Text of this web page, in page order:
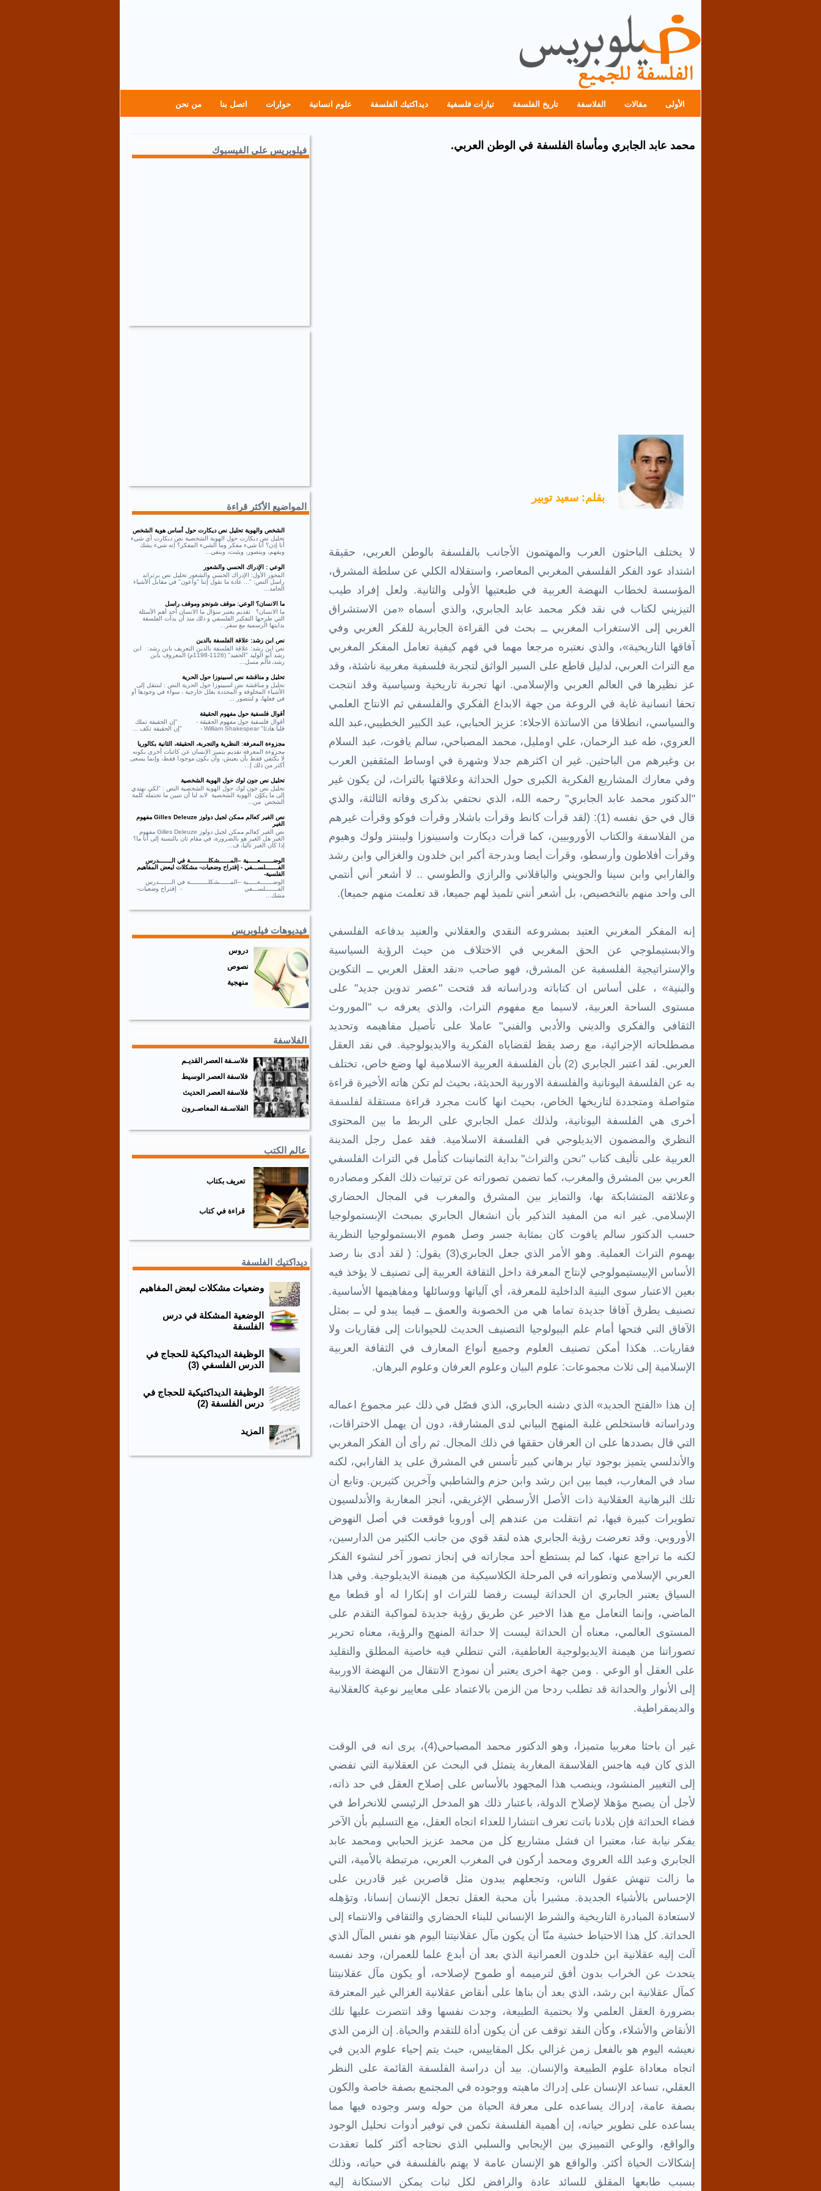
الأولى مقالات الفلاسفة تاريخ الفلسفة تيارات فلسفية ديداكتيك الفلسفة علوم انسانية حوارات اتصل بنا من نحن
محمد عابد الجابري ومأساة الفلسفة في الوطن العربي.
بقلم: سعيد توبير
لا يختلف الباحثون العرب والمهتمون الأجانب بالفلسفة بالوطن العربي، حقيقة
اشتداد عود الفكر الفلسفي المغربي المعاصر، واستقلاله الكلي عن سلطة المشرق،
المؤسسة لخطاب النهضة العربية في طبعتيها الأولى والثانية. ولعل إفراد طيب
التيزيني لكتاب في نقد فكر محمد عابد الجابري، والذي أسماه «من الاستشراق
الغربي إلى الاستغراب المغربي ــ بحث في القراءة الجابرية للفكر العربي وفي
آفاقها التاريخية»، والذي نعتبره مرجعا مهما في فهم كيفية تعامل المفكر المغربي
مع التراث العربي، لدليل قاطع على السير الواثق لتجربة فلسفية مغربية ناشئة، وقد
عز نظيرها في العالم العربي والإسلامي. انها تجربة تاريخية وسياسية وقد انتجت
تحفا انسانية غاية في الروعة من جهة الابداع الفكري والفلسفي ثم الانتاج العلمي
والسياسي، انطلاقا من الاساتذة الاجلاء: عزيز الحبابي، عبد الكبير الخطيبي،عبد الله
العروي، طه عبد الرحمان، علي اومليل، محمد المصباحي، سالم يافوت، عبد السلام
بن وغيرهم من الباحثين. غير ان اكثرهم جدلا وشهرة في اوساط المثقفين العرب
وفي معارك المشاريع الفكرية الكبرى حول الحداثة وعلاقتها بالتراث، لن يكون غير
"الدكتور محمد عابد الجابري" رحمه الله، الذي نحتفي بذكرى وفاته الثالثة، والذي
قال في حق نفسه (1): (لقد قرأت كانط وقرأت باشلار وقرأت فوكو وقرأت غيرهم
من الفلاسفة والكتاب الأوروبيين، كما قرأت ديكارت واسبينوزا وليبنتز ولوك وهيوم
وقرأت أفلاطون وأرسطو، وقرأت أيضا وبدرجة أكبر ابن خلدون والغزالي وابن رشد
والفارابي وابن سينا والجويني والباقلاني والرازي والطوسي .. لا أشعر أني أنتمي
الى واحد منهم بالتخصيص، بل أشعر أنني تلميذ لهم جميعا، قد تعلمت منهم جميعا).
إنه المفكر المغربي العتيد بمشروعه النقدي والعقلاني والعنيد بدفاعه الفلسفي
والابستيملوجي عن الحق المغربي في الاختلاف من حيث الرؤية السياسية
والإستراتيجية الفلسفية عن المشرق، فهو صاحب «نقد العقل العربي ــ التكوين
والبنية» ، على أساس ان كتاباته ودراساته قد فتحت "عصر تدوين جديد" على
مستوى الساحة العربية، لاسيما مع مفهوم التراث، والذي يعرفه ب "الموروث
الثقافي والفكري والديني والأدبي والفني" عاملا على تأصيل مفاهيمه وتحديد
مصطلحاته الإجرائية، مع رصد يقظ لقضاياه الفكرية والايديولوجية. في نقد العقل
العربي. لقد اعتبر الجابري (2) بأن الفلسفة العربية الاسلامية لها وضع خاص، تختلف
به عن الفلسفة اليونانية والفلسفة الاوربية الحديثة، بحيث لم تكن هاته الأخيرة قراءة
متواصلة ومتجددة لتاريخها الخاص، بحيث انها كانت مجرد قراءة مستقلة لفلسفة
أخرى هي الفلسفة اليونانية، ولذلك عمل الجابري على الربط ما بين المحتوى
النظري والمضمون الايديلوجي في الفلسفة الاسلامية. فقد عمل رجل المدينة
العربية على تأليف كتاب "نحن والتراث" بداية الثمانينات كتأمل في التراث الفلسفي
العربي بين المشرق والمغرب، كما تضمن تصوراته عن ترتيبات ذلك الفكر ومصادره
وعلائقه المتشابكة بها، والتمايز بين المشرق والمغرب في المجال الحضاري
الإسلامي. غير انه من المفيد التذكير بأن انشغال الجابري بمبحث الإبستمولوجيا
حسب الدكتور سالم يافوت كان بمثابة جسر وصل هموم الابستمولوجيا النظرية
بهموم التراث العملية. وهو الأمر الذي جعل الجابري(3) يقول: ( لقد أدى بنا رصد
الأساس الإبيستيمولوجي لإنتاج المعرفة داخل الثقافة العربية إلى تصنيف لا يؤخذ فيه
بعين الاعتبار سوى البنية الداخلية للمعرفة، أي آلياتها ووسائلها ومفاهيمها الأساسية.
تصنيف يطرق آفاقا جديدة تماما هي من الخصوبة والعمق ــ فيما يبدو لي ــ بمثل
الآفاق التي فتحها أمام علم البيولوجيا التصنيف الحديث للحيوانات إلى فقاريات ولا
فقاريات.. هكذا أمكن تصنيف العلوم وجميع أنواع المعارف في الثقافة العربية
الإسلامية إلى ثلاث مجموعات: علوم البيان وعلوم العرفان وعلوم البرهان.
إن هذا «الفتح الجديد» الذي دشنه الجابري، الذي فصّل في ذلك عبر مجموع اعماله
ودراساته فاستخلص غلبة المنهج البياني لدى المشارقة، دون أن يهمل الاختراقات،
التي قال بصددها على ان العرفان حققها في ذلك المجال. ثم رأى أن الفكر المغربي
والأندلسي يتميز بوجود تيار برهاني كبير تأسس في المشرق على يد الفارابي، لكنه
ساد في المغارب، فيما بين ابن رشد وابن حزم والشاطبي وآخرين كثيرين. وتابع أن
تلك البرهانية العقلانية ذات الأصل الأرسطي الإغريقي، أنجز المغاربة والأندلسيون
تطويرات كبيرة فيها، ثم انتقلت من عندهم إلى أوروبا فوقعت في أصل النهوض
الأوروبي. وقد تعرضت رؤية الجابري هذه لنقد قوي من جانب الكثير من الدارسين،
لكنه ما تراجع عنها، كما لم يستطع أحد مجاراته في إنجاز تصور آخر لنشوء الفكر
العربي الإسلامي وتطوراته في المرحلة الكلاسيكية من هيمنة الايديلوجية. وفي هذا
السياق يعتبر الجابري ان الحداثة ليست رفضا للتراث او إنكارا له أو قطعا مع
الماضي، وإنما التعامل مع هذا الاخير عن طريق رؤية جديدة لمواكبة التقدم على
المستوى العالمي، معناه أن الحداثة ليست إلا حداثة المنهج والرؤية، معناه تحرير
تصوراتنا من هيمنة الايديولوجية العاطفية، التي تنطلي فيه خاصية المطلق والتقليد
على العقل أو الوعي . ومن جهة اخرى يعتبر أن نموذج الانتقال من النهضة الاوربية
إلى الأنوار والحداثة قد تطلب ردحا من الزمن بالاعتماد على معايير نوعية كالعقلانية
والديمقراطية.
غير أن باحثا مغربيا متميزا، وهو الدكتور محمد المصباحي(4)، يرى انه في الوقت
الذي كان فيه هاجس الفلاسفة المغاربة يتمثل في البحث عن العقلانية التي تفضي
إلى التغيير المنشود، وينصب هذا المجهود بالأساس على إصلاح العقل في حد ذاته،
لأجل أن يصبح مؤهلا لإصلاح الدولة، باعتبار ذلك هو المدخل الرئيسي للانخراط في
فضاء الحداثة فإن بلادنا باتت تعرف انتشارا للعداء اتجاه العقل، مع التسليم بأن الآخر
يفكر نيابة عنا، معتبرا ان فشل مشاريع كل من محمد عزيز الحبابي ومحمد عابد
الجابري وعبد الله العروي ومحمد أركون في المغرب العربي، مرتبطة بالأمية، التي
ما زالت تنهش عقول الناس، وتجعلهم يبدون مثل قاصرين غير قادرين على
الإحساس بالأشياء الجديدة. مشيرا بأن محبة العقل تجعل الإنسان إنسانا، وتؤهله
لاستعادة المبادرة التاريخية والشرط الإنساني للبناء الحضاري والثقافي والانتماء إلى
الحداثة. كل هذا الاحتياط خشية منّا أن يكون مآل عقلانيتنا اليوم هو نفس المآل الذي
آلت إليه عقلانية ابن خلدون العمرانية الذي بعد أن أبدع علما للعمران، وجد نفسه
يتحدث عن الخراب بدون أفق لترميمه أو طموح لإصلاحه، أو يكون مآل عقلانيتنا
كمآل عقلانية ابن رشد، الذي بعد أن بناها على أنقاض عقلانية الغزالي غير المعترفة
بضرورة العقل العلمي ولا بحتمية الطبيعة، وجدت نفسها وقد انتصرت عليها تلك
الأنقاض والأشلاء، وكأن النقد توقف عن أن يكون أداة للتقدم والحياة. إن الزمن الذي
نعيشه اليوم هو بالفعل زمن غزالي بكل المقاييس، حيث يتم إحياء علوم الدين في
اتجاه معاداة علوم الطبيعة والإنسان. بيد أن دراسة الفلسفة القائمة على النظر
العقلي، تساعد الإنسان على إدراك ماهيته ووجوده في المجتمع بصفة خاصة والكون
بصفة عامة، إدراك يساعده على معرفة الحياة من حوله وسر وجوده فيها مما
يساعده على تطوير حياته، إن أهمية الفلسفة تكمن في توفير أدوات تحليل الوجود
والواقع، والوعي التمييزي بين الإيجابي والسلبي الذي نحتاجه أكثر كلما تعقدت
إشكالات الحياة أكثر. والواقع هو الإنسان عامة لا يهتم بالفلسفة في حياته، وذلك
بسبب طابعها المقلق للسائد عادة والرافض لكل ثبات يمكن الاستكانة إليه
فيلوبريس على الفيسبوك
المواضيع الأكثر قراءة
الشخص والهوية تحليل نص ديكارت حول أساس هوية الشخص
تحليل نص ديكارت حول الهوية الشخصية نص ديكارت أي شيء
أنا إذن؟ أنا شيء مفكر وما الشيء المفكر؟ إنه شيء يشك
ويفهم، ويتصور، ويثبت، وينفي...
الوعي : الإدراك الحسي والشعور
المحور الأول: الإدراك الحسي والشعور تحليل نص برتراند
راسل النص: "... عادة ما نقول إننا "واعون" في مقابل الأشياء
الجامد...
ما الانسان؟ الوعي: موقف شونجو وموقف راسل
ما الانسان؟ تقديم يعتبر سؤال ما الانسان أحد أهم الأسئلة
التي طرحها التفكير الفلسفي و ذلك منذ أن بدأت الفلسفة
بدايتها الرسمية مع سقر...
نص ابن رشد: علاقة الفلسفة بالدين
نص ابن رشد: علاقة الفلسفة بالدين التعريف بابن رشد: ابن
رشد أبو الوليد "الحفيد" (1126-1198م) المعروف بابن
رشد،عالم مسل...
تحليل و مناقشة نص اسبينوزا حول الحرية
تحليل و مناقشة نص اسبينوزا حول الحرية النص : لننتقل إلى
الأشياء المخلوقة و المحددة بعلل خارجية ، سواء في وجودها أو
في فعلها، و لنتصور ...
أقوال فلسفية حول مفهوم الحقيقة
أقوال فلسفية حول مفهوم الحقيقة - "إن الحقيقة تملك
قلبا هادئا" William Shakespear - "إن الحقيقة تكف ...
مجزوءة المعرفة: النظرية والتجربة، الحقيقة، الثانية بكالوريا
مجزوءة المعرفة تقديم يتميز الإنسان عن كائنات أخرى بكونه
لا يكتفي فقط بأن يعيش، وأن يكون موجودا فقط، وإنما يسعى
أكثر من ذلك إ...
تحليل نص جون لوك حول الهوية الشخصية
تحليل نص جون لوك حول الهوية الشخصية النص : "لكي نهتدي
إلى ما يكوّن الهوية الشخصية لابد لنا أن نتبين ما تحتمله كلمة
الشخص من...
نص الغير كعالم ممكن لجيل دولوز Gilles Deleuze مفهوم
الغير
نص الغير كعالم ممكن لجيل دولوز Gilles Deleuze مفهوم
الغير هل الغير هو بالضرورة، في مقام ثان يالنسبة إلى أنا ما؟
إذا كان الغير تاليا، ف...
الوضـــــــعـــــية –المــــــشكلــــــــــة في الـــــــدرس
الفـــــــلســـفي - إقتراح وضعيات- مشكلات لبعض المفاهيم
الفلسية-
الوضـــــــعـــــية –المــــــشكلــــــــــة في الـــــــدرس
الفـــــــلســـفي - إقتراح وضعيات-
مشك...
فيديوهات فيلوبريس
دروس
نصوص
منهجية
الفلاسفة
فلاسـفة العصر القديـم
فلاسفة العصر الوسيط
فلاسفة العصر الحديث
الفلاسـفة المعاصـرون
عالم الكتب
تعريف بكتاب
قراءة في كتاب
ديداكتيك الفلسفة
وضعيات مشكلات لبعض المفاهيم
الوضعية المشكلة في درس
الفلسفة
الوظيفة الديداكيكية للحجاج في
الدرس الفلسفي (3)
الوظيفة الديداكتيكية للحجاج في
درس الفلسفة (2)
المزيد